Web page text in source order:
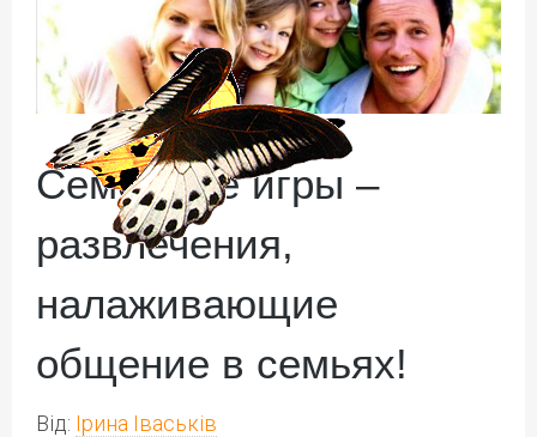
Семейные игры –
развлечения,
налаживающие
общение в семьях!
Від: Ірина Іваськів